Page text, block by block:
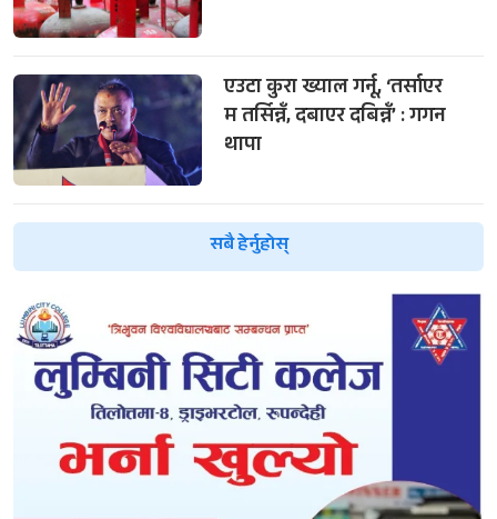
एउटा कुरा ख्याल गर्नू, ‘तर्साएर
म तर्सिन्नँ, दबाएर दबिन्नँ’ : गगन
थापा
सबै हेर्नुहोस्